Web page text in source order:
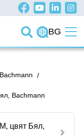
BG
/
Bachmann